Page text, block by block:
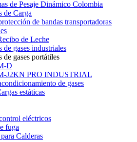
de Pesaje Dinámico Colombia
de Carga
de bandas transportadoras
de Leche
de gases industriales
de gases portátiles
D
J2KN PRO INDUSTRIAL
de gases
estáticas
eléctricos
fuga
Calderas